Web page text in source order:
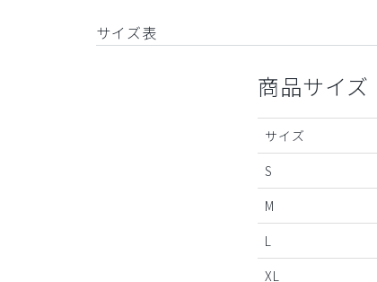
サイズ表
商品サイズ
サイズ
S
M
L
XL